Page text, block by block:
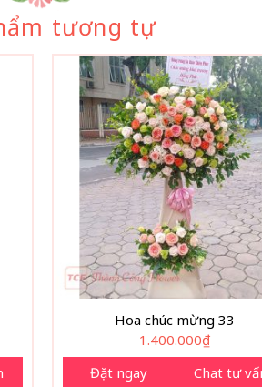
tương tự
Hoa chúc mừng 33
1.400.000₫
Đặt ngay
Chat tư